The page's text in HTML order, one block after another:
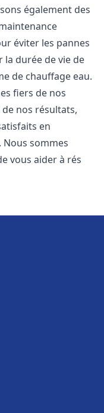
également des
éviter les pannes
la durée de vie de
de chauffage eau.
fiers de nos
nos résultats,
en
sommes
vous aider à rés